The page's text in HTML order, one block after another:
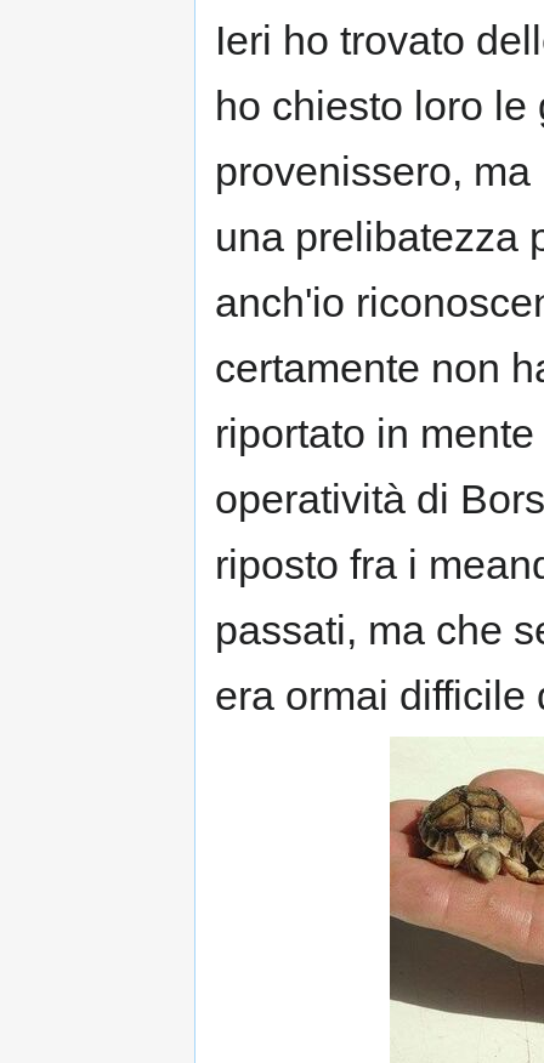
Ieri ho trovato
ho chiesto loro le
provenissero,
una prelibatezza
anch'io
certamente non
riportato in
operatività di
riposto fra i
passati, ma che
era ormai difficile